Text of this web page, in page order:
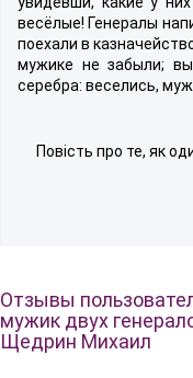
весёлые! Генералы
поехали в
мужике не забыли;
серебра: веселись,
Повість про те, як
Отзывы
мужик двух
Щедрин Михаил